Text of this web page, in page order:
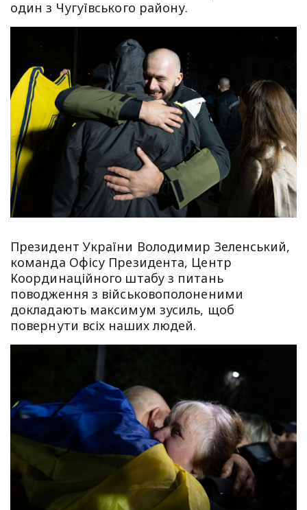
один з Чугуївського району.
Президент України Володимир Зеленський,
команда Офісу Президента, Центр
Координаційного штабу з питань
поводження з військовополоненими
докладають максимум зусиль, щоб
повернути всіх наших людей.